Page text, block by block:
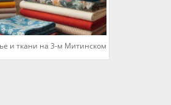
и ткани на 3-м Митинском